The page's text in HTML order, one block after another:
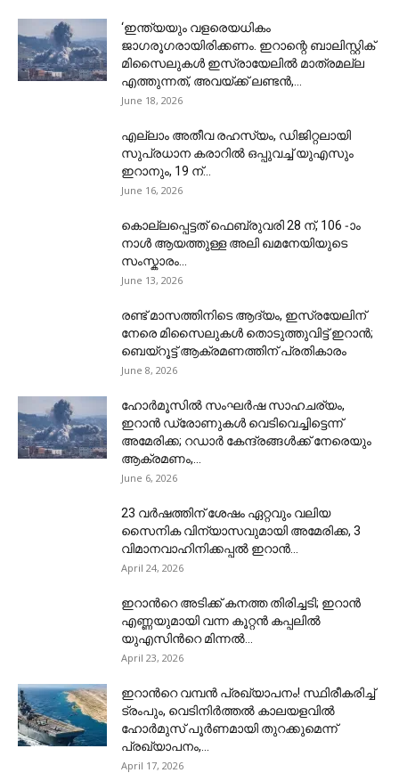
‘ഇന്ത്യയും വളരെയധികം
ജാഗരൂഗരായിരിക്കണം. ഇറാന്റെ ബാലിസ്റ്റിക്
മിസൈലുകള്‍ ഇസ്രായേലില്‍ മാത്രമല്ല
എത്തുന്നത്, അവയ്ക്ക് ലണ്ടന്‍,...
June 18, 2026
എല്ലാം അതീവ രഹസ്യം, ഡിജിറ്റലായി
സുപ്രധാന കരാറിൽ ഒപ്പുവച്ച് യുഎസും
ഇറാനും, 19 ന്...
June 16, 2026
കൊല്ലപ്പെട്ടത് ഫെബ്രുവരി 28 ന്, 106 -ാം
നാൾ ആയത്തുള്ള അലി ഖമനേയിയുടെ
സംസ്കാരം...
June 13, 2026
രണ്ട് മാസത്തിനിടെ ആദ്യം, ഇസ്രയേലിന്
നേരെ മിസൈലുകൾ തൊടുത്തുവിട്ട് ഇറാൻ;
ബെയ്റൂട്ട് ആക്രമണത്തിന് പ്രതികാരം
June 8, 2026
ഹോർമൂസിൽ സംഘർഷ സാഹചര്യം,
ഇറാൻ ഡ്രോണുകൾ വെടിവെച്ചിട്ടെന്ന്
അമേരിക്ക; റഡാർ കേന്ദ്രങ്ങൾക്ക് നേരെയും
ആക്രമണം,...
June 6, 2026
23 വര്‍ഷത്തിന് ശേഷം ഏറ്റവും വലിയ
സൈനിക വിന്യാസവുമായി അമേരിക്ക, 3
വിമാനവാഹിനിക്കപ്പൽ ഇറാൻ...
April 24, 2026
ഇറാന്‍റെ അടിക്ക് കനത്ത തിരിച്ചടി; ഇറാൻ
എണ്ണയുമായി വന്ന കൂറ്റൻ കപ്പലിൽ
യുഎസിന്‍റെ മിന്നൽ...
April 23, 2026
ഇറാന്‍റെ വമ്പൻ പ്രഖ്യാപനം! സ്ഥിരീകരിച്ച്
ട്രംപും, വെടിനിർത്തൽ കാലയളവിൽ
ഹോർമുസ് പൂർണമായി തുറക്കുമെന്ന്
പ്രഖ്യാപനം,...
April 17, 2026